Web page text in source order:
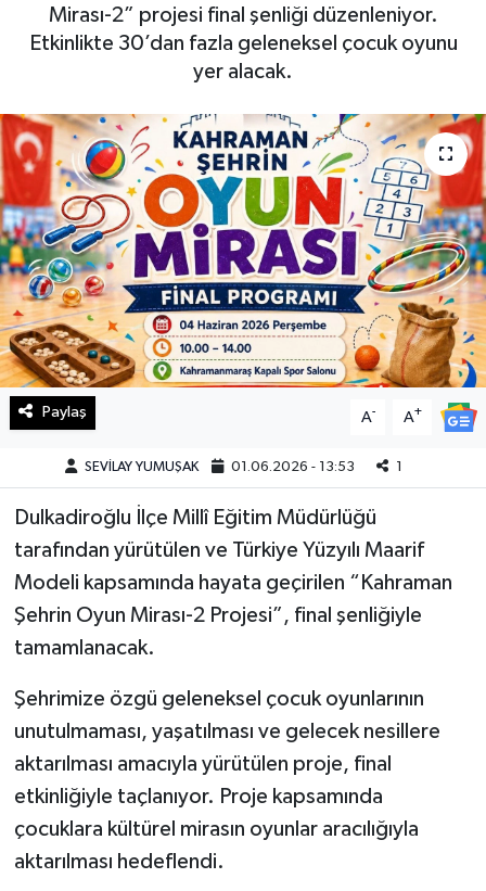
Mirası-2” projesi final şenliği düzenleniyor.
Etkinlikte 30’dan fazla geleneksel çocuk oyunu
yer alacak.
Paylaş A- A+
SEVİLAY YUMUŞAK 01.06.2026 - 13:53 1
Dulkadiroğlu İlçe Millî Eğitim Müdürlüğü
tarafından yürütülen ve Türkiye Yüzyılı Maarif
Modeli kapsamında hayata geçirilen “Kahraman
Şehrin Oyun Mirası-2 Projesi”, final şenliğiyle
tamamlanacak.
Şehrimize özgü geleneksel çocuk oyunlarının
unutulmaması, yaşatılması ve gelecek nesillere
aktarılması amacıyla yürütülen proje, final
etkinliğiyle taçlanıyor. Proje kapsamında
çocuklara kültürel mirasın oyunlar aracılığıyla
aktarılması hedeflendi.
Haberde İnsan
Magazin
Manşet Altı
Manşetler
Resmi İlan
Sağlık
Spor
Yaşam
KAHRAMANMARAŞ